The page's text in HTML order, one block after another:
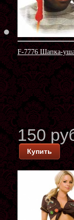
F-7776 Шапка-
150
Купить